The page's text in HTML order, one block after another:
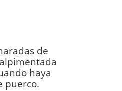
de
haya
puerco.